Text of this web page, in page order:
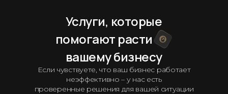
Услуги, которые
помогают расти
вашему бизнесу
Если чувствуете, что ваш бизнес работает
неэффективно – у нас есть
проверенные решения для вашей ситуации